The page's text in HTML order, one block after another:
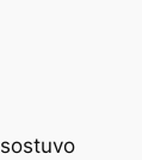
sostuvo